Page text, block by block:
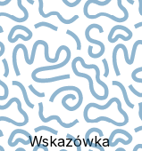
Wskazówka